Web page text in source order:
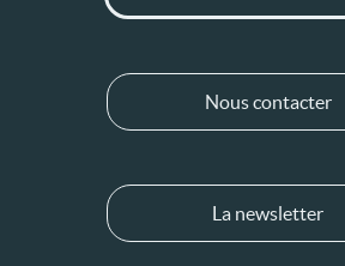
Nous contacter
La newsletter